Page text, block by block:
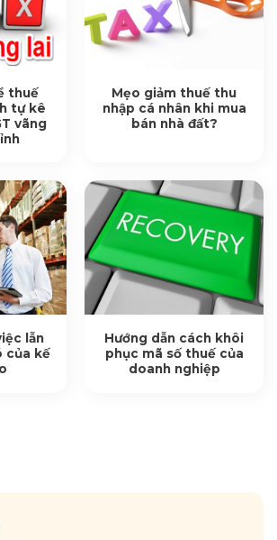
thuế
tự kê
vãng
Mẹo giảm thuế thu
nhập cá nhân khi mua
bán nhà đất?
lẫn
của kế
Hướng dẫn cách khôi
phục mã số thuế của
doanh nghiệp